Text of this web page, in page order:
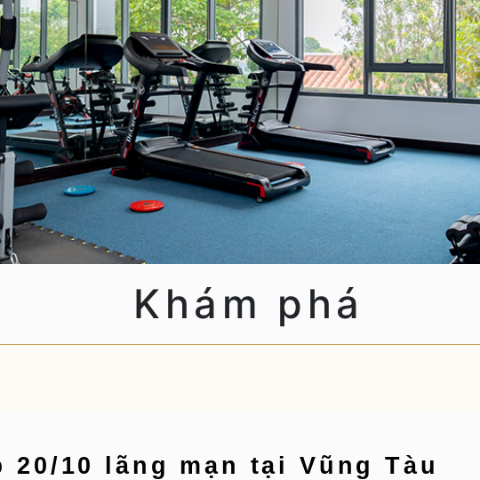
Khám phá
20/10 lãng mạn tại Vũng Tàu
BỘ TRÒ CHƠI MONACO CLUB
GIỚI THIỆU
BLOG
LIÊN HỆ
LIÊN HỆ
TUYỂN DỤNG